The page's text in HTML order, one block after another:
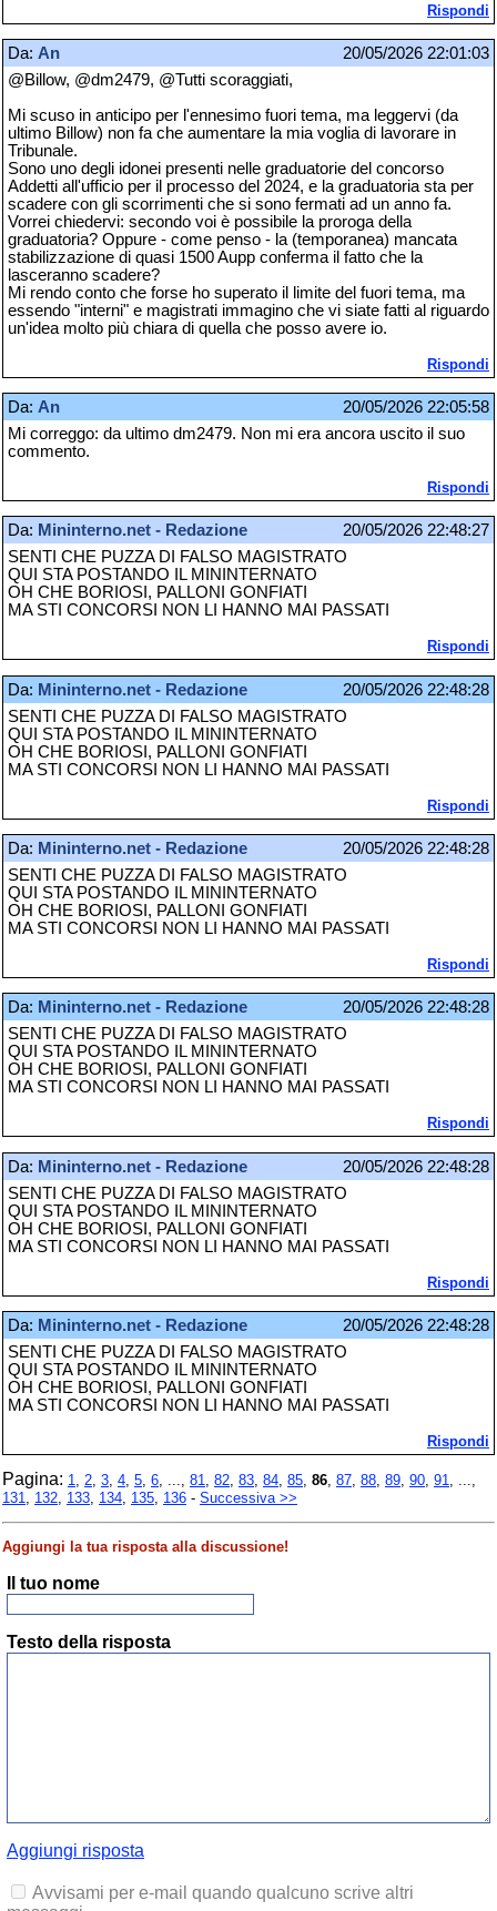
Rispondi
Da: An
20/05/2026 22:01:03
@Billow, @dm2479, @Tutti scoraggiati,
Mi scuso in anticipo per l'ennesimo fuori tema, ma leggervi (da
ultimo Billow) non fa che aumentare la mia voglia di lavorare in
Tribunale.
Sono uno degli idonei presenti nelle graduatorie del concorso
Addetti all'ufficio per il processo del 2024, e la graduatoria sta per
scadere con gli scorrimenti che si sono fermati ad un anno fa.
Vorrei chiedervi: secondo voi è possibile la proroga della
graduatoria? Oppure - come penso - la (temporanea) mancata
stabilizzazione di quasi 1500 Aupp conferma il fatto che la
lasceranno scadere?
Mi rendo conto che forse ho superato il limite del fuori tema, ma
essendo "interni" e magistrati immagino che vi siate fatti al riguardo
un'idea molto più chiara di quella che posso avere io.
Rispondi
Da: An
20/05/2026 22:05:58
Mi correggo: da ultimo dm2479. Non mi era ancora uscito il suo
commento.
Rispondi
Da: Mininterno.net - Redazione
20/05/2026 22:48:27
SENTI CHE PUZZA DI FALSO MAGISTRATO
QUI STA POSTANDO IL MININTERNATO
OH CHE BORIOSI, PALLONI GONFIATI
MA STI CONCORSI NON LI HANNO MAI PASSATI
Rispondi
Da: Mininterno.net - Redazione
20/05/2026 22:48:28
SENTI CHE PUZZA DI FALSO MAGISTRATO
QUI STA POSTANDO IL MININTERNATO
OH CHE BORIOSI, PALLONI GONFIATI
MA STI CONCORSI NON LI HANNO MAI PASSATI
Rispondi
Da: Mininterno.net - Redazione
20/05/2026 22:48:28
SENTI CHE PUZZA DI FALSO MAGISTRATO
QUI STA POSTANDO IL MININTERNATO
OH CHE BORIOSI, PALLONI GONFIATI
MA STI CONCORSI NON LI HANNO MAI PASSATI
Rispondi
Da: Mininterno.net - Redazione
20/05/2026 22:48:28
SENTI CHE PUZZA DI FALSO MAGISTRATO
QUI STA POSTANDO IL MININTERNATO
OH CHE BORIOSI, PALLONI GONFIATI
MA STI CONCORSI NON LI HANNO MAI PASSATI
Rispondi
Da: Mininterno.net - Redazione
20/05/2026 22:48:28
SENTI CHE PUZZA DI FALSO MAGISTRATO
QUI STA POSTANDO IL MININTERNATO
OH CHE BORIOSI, PALLONI GONFIATI
MA STI CONCORSI NON LI HANNO MAI PASSATI
Rispondi
Da: Mininterno.net - Redazione
20/05/2026 22:48:28
SENTI CHE PUZZA DI FALSO MAGISTRATO
QUI STA POSTANDO IL MININTERNATO
OH CHE BORIOSI, PALLONI GONFIATI
MA STI CONCORSI NON LI HANNO MAI PASSATI
Rispondi
Pagina: 1, 2, 3, 4, 5, 6, ..., 81, 82, 83, 84, 85, 86, 87, 88, 89, 90, 91, ...,
131, 132, 133, 134, 135, 136 - Successiva >>
Aggiungi la tua risposta alla discussione!
Il tuo nome
Testo della risposta
Aggiungi risposta
Avvisami per e-mail quando qualcuno scrive altri